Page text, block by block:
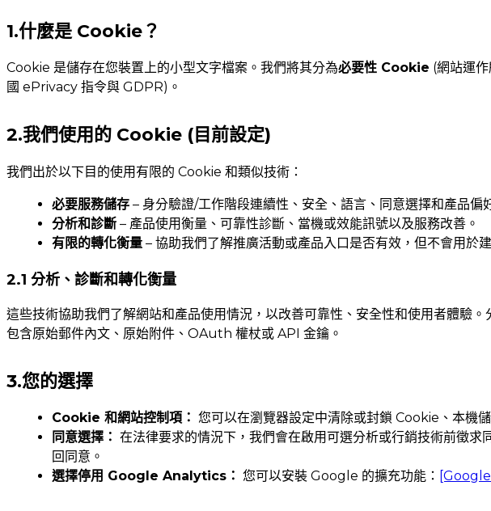
1.什麼是 Cookie？
Cookie 是儲存在您裝置上的小型文字檔案。我們將其分為必要性 Cookie (網站運
國 ePrivacy 指令與 GDPR)。
2.我們使用的 Cookie (目前設定)
我們出於以下目的使用有限的 Cookie 和類似技術：
必要服務儲存 – 身分驗證/工作階段連續性、安全、語言、同意選擇和產品偏
分析和診斷 – 產品使用衡量、可靠性診斷、當機或效能訊號以及服務改善。
有限的轉化衡量 – 協助我們了解推廣活動或產品入口是否有效，但不會用於
2.1 分析、診斷和轉化衡量
這些技術協助我們了解網站和產品使用情況，以改善可靠性、安全性和使用者體驗
包含原始郵件內文、原始附件、OAuth 權杖或 API 金鑰。
3.您的選擇
Cookie 和網站控制項： 您可以在瀏覽器設定中清除或封鎖 Cookie、本機
同意選擇： 在法律要求的情況下，我們會在啟用可選分析或行銷技術前徵
回同意。
選擇停用 Google Analytics： 您可以安裝 Google 的擴充功能：